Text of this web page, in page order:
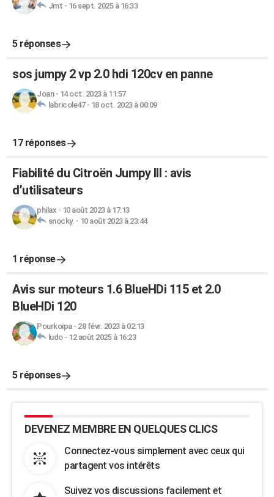
Jmt - 16 sept. 2025 à 16:33
5 réponses
sos jumpy 2 vp 2.0 hdi 120cv en panne
Joan- 14 oct. 2023 à 11:57
labricole47- 18 oct. 2023 à 00:09
17 réponses
Fiabilité du Citroën Jumpy III : avis
d’utilisateurs
philax - 10 août 2023 à 17:13
snocky. - 10 août 2023 à 23:44
1 réponse
Avis sur moteurs 1.6 BlueHDi 115 et 2.0
BlueHDi 120
Pourkoipa- 28 févr. 2023 à 02:13
ludo- 12 août 2025 à 16:23
5 réponses
DEVENEZ MEMBRE EN QUELQUES CLICS
Connectez-vous simplement avec ceux qui
partagent vos intérêts
Suivez vos discussions facilement et